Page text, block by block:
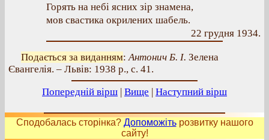
Горять на небі ясних зір знамена,
мов свастика окрилених шабель.
22 грудня 1934.
Подається за виданням:Антонич Б. І. Зелена
Євангелія. – Львів: 1938 р., с. 41.
Попередній вірш | Вище | Наступний вірш
Сподобалась сторінка? Допоможітьрозвитку нашого
сайту!